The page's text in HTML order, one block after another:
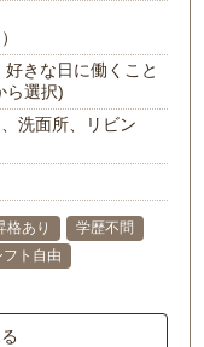
きな日に働くこと
ら選択)
洗面所、リビン
格あり
学歴不問
フト自由